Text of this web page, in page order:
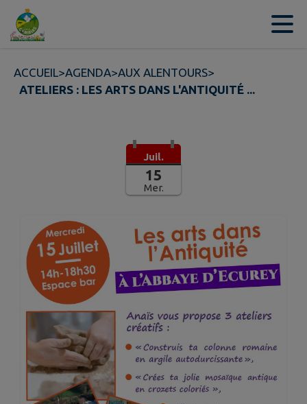
Contenu
ACCUEIL>AGENDA>AUX ALENTOURS>
ATELIERS : LES ARTS DANS L'ANTIQUITÉ ...
Juil.
15
Mer.